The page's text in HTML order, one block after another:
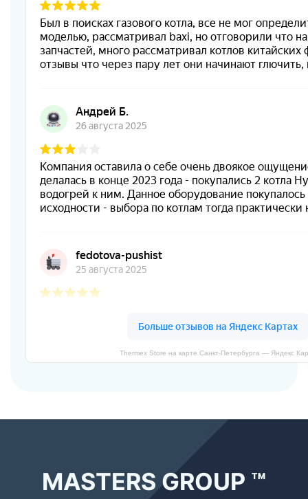
Thermex Store на карте Санкт‑Петербурга — Яндекс
MASTERS GROUP ™